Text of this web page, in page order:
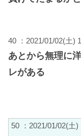
40 ：2021/01/02(土)
あとから無理に
レがある
50 ：2021/01/02(土